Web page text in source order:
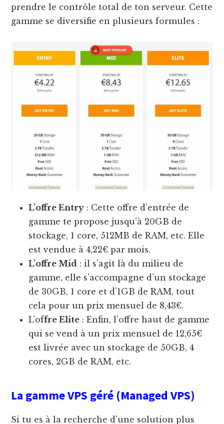
prendre le contrôle total de ton serveur. Cette
gamme se diversifie en plusieurs formules :
L’offre Entry : Cette offre d’entrée de
gamme te propose jusqu’à 20GB de
stockage, 1 core, 512MB de RAM, etc. Elle
est vendue à 4,22€ par mois.
L’offre Mid : il s’agit là du milieu de
gamme, elle s’accompagne d’un stockage
de 30GB, 1 core et d’1GB de RAM, tout
cela pour un prix mensuel de 8,43€.
L’offre Elite : Enfin, l’offre haut de gamme
qui se vend à un prix mensuel de 12,65€
est livrée avec un stockage de 50GB, 4
cores, 2GB de RAM, etc.
La gamme VPS géré (Managed VPS)
Si tu es à la recherche d’une solution plus